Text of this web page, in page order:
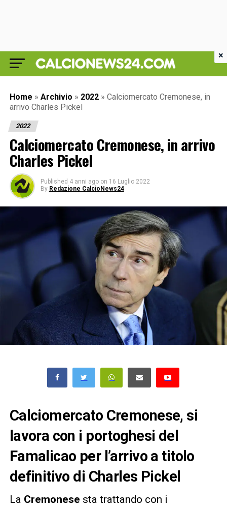
Home » Archivio » 2022 » Calciomercato Cremonese, in
arrivo Charles Pickel
2022
Calciomercato Cremonese, in arrivo
Charles Pickel
Published 4 anni ago on 16 Luglio 2022
By Redazione CalcioNews24
Calciomercato Cremonese, si
lavora con i portoghesi del
Famalicao per l’arrivo a titolo
definitivo di Charles Pickel
La Cremonese sta trattando con i
×